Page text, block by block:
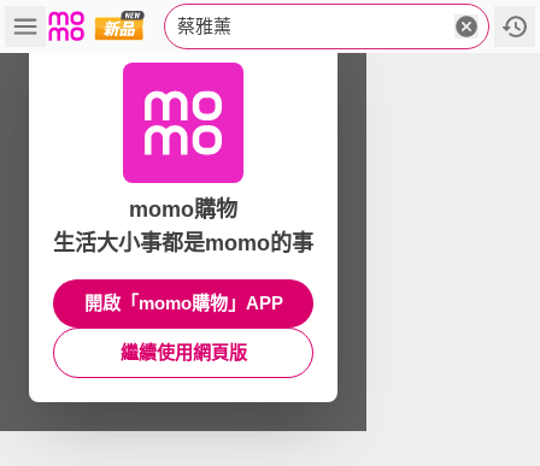
蔡雅薰
momo購物
生活大小事都是momo的事
開啟「momo購物」APP
繼續使用網頁版